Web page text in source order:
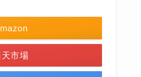
市場